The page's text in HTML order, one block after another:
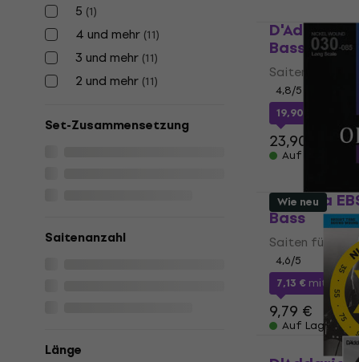
5 (1)
4 und mehr (11)
3 und mehr (11)
2 und mehr (11)
Set-Zusammensetzung
Saitenanzahl
Länge
D'Addario
Bass
Saiten für E-
4,8/5
19,90 €
mit
23,90 €
Auf Lager
Olympia
Bass
Saiten für E-
4,6/5
7,13 € mit dem
9,79 €
Auf Lager
Wie neu